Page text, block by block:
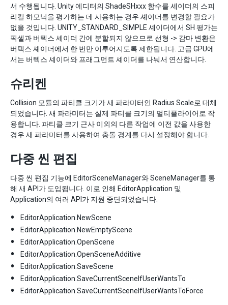
서 수행됩니다. Unity 에디터의 ShadeSHxxx 함수를 셰이더의 스피
리컬 하모닉을 평가하는 데 사용하는 경우 셰이더를 변경할 필요가
없을 것입니다. UNITY_STANDARD_SIMPLE 셰이더에서 SH 평가는
픽셀과 버텍스 셰이더 간에 분할되지 않으므로 선형 -> 감마 변환은
버텍스 셰이더에서 한 번만 이루어지도록 제한됩니다. 고급 GPU에
서는 버텍스 셰이더와 프래그먼트 셰이더를 나눠서 연산합니다.
슈리켄
Collision 모듈의 파티클 크기가 새 파라미터인 Radius Scale로 대체
되었습니다. 새 파라미터는 실제 파티클 크기의 멀티플라이어로 작
용합니다. 파티클 크기 근사 이외의 다른 작업에 이전 값을 사용한
경우 새 파라미터를 사용하여 충돌 경계를 다시 설정해야 합니다.
다중 씬 편집
다중 씬 편집 기능에 EditorSceneManager와 SceneManager를 통
해 새 API가 도입됩니다. 이로 인해 EditorApplication 및
Application의 여러 API가 지원 중단되었습니다.
EditorApplication.NewScene
EditorApplication.NewEmptyScene
EditorApplication.OpenScene
EditorApplication.OpenSceneAdditive
EditorApplication.SaveScene
EditorApplication.SaveCurrentSceneIfUserWantsTo
EditorApplication.SaveCurrentSceneIfUserWantsToForce